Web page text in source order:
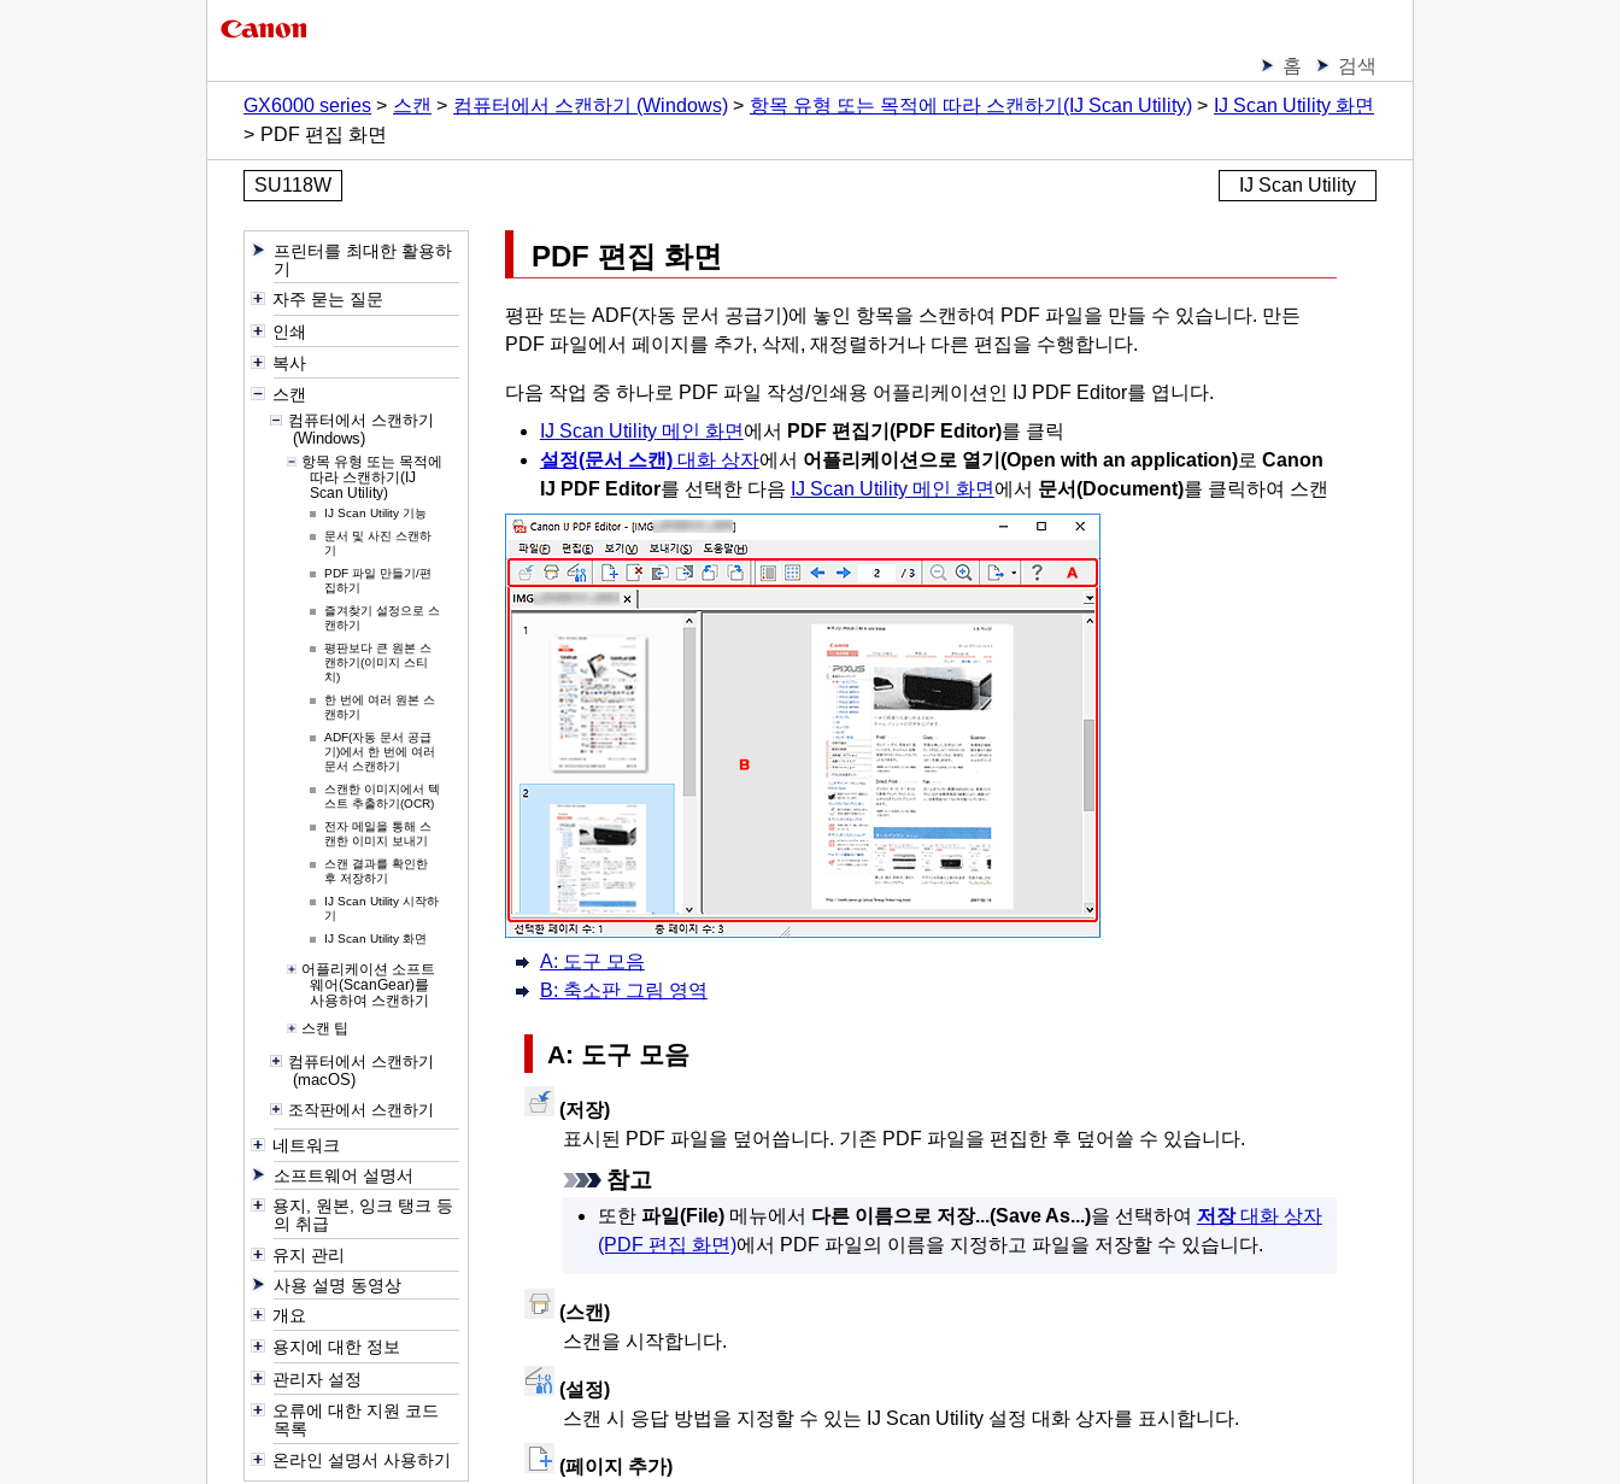
홈
검색
GX6000 series
스캔 컴퓨터에서 스캔하기 (Windows) 항목 유형 또는 목적에 따라 스캔하기(IJ Scan Utility)
IJ Scan Utility 화면
PDF 편집 화면
SU118W IJ Scan Utility
프린터를 최대한 활용하
기
자주 묻는 질문
인쇄
복사
스캔
컴퓨터에서 스캔하기
(Windows)
항목 유형 또는 목적에
따라 스캔하기(IJ
Scan Utility)
IJ Scan Utility 기능
문서 및 사진 스캔하
기
PDF 파일 만들기/편
집하기
즐겨찾기 설정으로 스
캔하기
평판보다 큰 원본 스
캔하기(이미지 스티
치)
한 번에 여러 원본 스
캔하기
ADF(자동 문서 공급
기)에서 한 번에 여러
문서 스캔하기
스캔한 이미지에서 텍
스트 추출하기(OCR)
전자 메일을 통해 스
캔한 이미지 보내기
스캔 결과를 확인한
후 저장하기
IJ Scan Utility 시작하
기
IJ Scan Utility 화면
어플리케이션 소프트
웨어(ScanGear)를
사용하여 스캔하기
스캔 팁
컴퓨터에서 스캔하기
(macOS)
조작판에서 스캔하기
네트워크
소프트웨어 설명서
용지, 원본, 잉크 탱크 등
의 취급
유지 관리
사용 설명 동영상
개요
용지에 대한 정보
관리자 설정
오류에 대한 지원 코드
목록
온라인 설명서 사용하기
PDF 편집 화면
평판 또는 ADF(자동 문서 공급기)에 놓인 항목을 스캔하여 PDF 파일을 만들 수 있습니다. 만든
PDF 파일에서 페이지를 추가, 삭제, 재정렬하거나 다른 편집을 수행합니다.
다음 작업 중 하나로 PDF 파일 작성/인쇄용 어플리케이션인 IJ PDF Editor를 엽니다.
IJ Scan Utility메인 화면 에서 PDF 편집기 (PDF Editor)를 클릭
설정(문서 스캔)대화 상자에서 어플리케이션으로 열기 (Open with an application)로 Canon
IJ PDF Editor를 선택한 다음 IJ Scan Utility메인 화면 에서 문서(Document)를 클릭하여 스캔
A: 도구 모음
B: 축소판 그림 영역
A: 도구 모음
(저장)
표시된 PDF 파일을 덮어씁니다. 기존 PDF 파일을 편집한 후 덮어쓸 수 있습니다.
참고
또한 파일(File)메뉴에서 다른 이름으로 저장...(Save As...)을 선택하여 저장대화 상자
(PDF 편집 화면)에서 PDF파일의 이름을 지정하고 파일을 저장할 수 있습니다.
(스캔)
스캔을 시작합니다.
(설정)
스캔 시 응답 방법을 지정할 수 있는 IJ Scan Utility 설정 대화 상자를 표시합니다.
(페이지 추가)